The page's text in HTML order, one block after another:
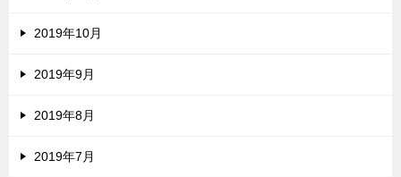
2019年10月
2019年9月
2019年8月
2019年7月